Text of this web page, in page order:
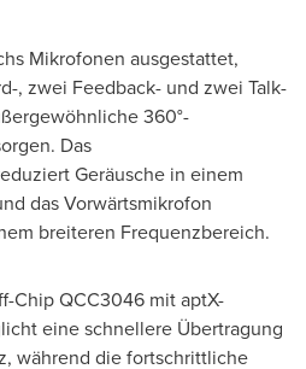
Mikrofonen ausgestattet,
, zwei Feedback- und zwei Talk-
360°-
Das
Geräusche in einem
das Vorwärtsmikrofon
breiteren Frequenzbereich.
Chip QCC3046 mit aptX-
eine schnellere Übertragung
während die fortschrittliche